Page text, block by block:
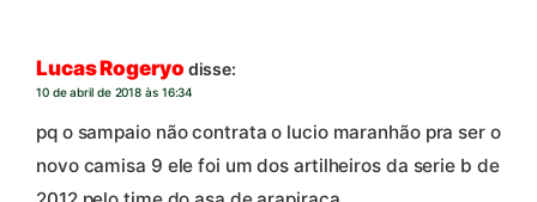
Lucas Rogeryo disse:
10 de abril de 2018 às 16:34
pq o sampaio não contrata o lucio maranhão pra ser o
novo camisa 9 ele foi um dos artilheiros da serie b de